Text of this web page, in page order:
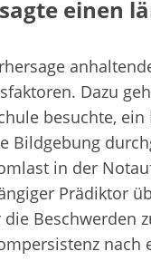
einen
Dazu
besuchte,
Bildgebung
in der
Prädiktor
die Beschwerden
nach